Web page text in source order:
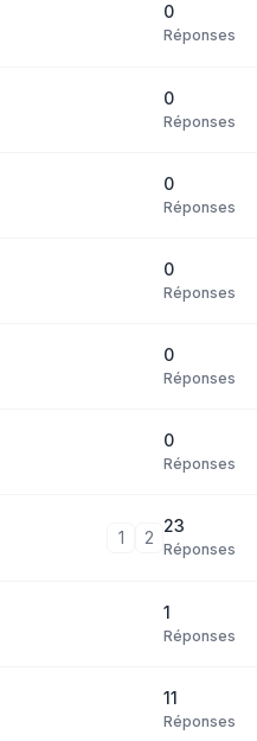
0
Réponses
0
Réponses
0
Réponses
0
Réponses
0
Réponses
0
Réponses
1 2
23
Réponses
1
Réponses
11
Réponses